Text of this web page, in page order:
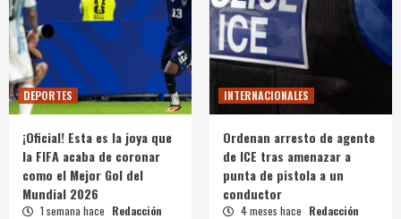
DEPORTES
¡Oficial! Esta es la joya que
la FIFA acaba de coronar
como el Mejor Gol del
Mundial 2026
1 semana hace Redacción
INTERNACIONALES
Ordenan arresto de agente
de ICE tras amenazar a
punta de pistola a un
conductor
4 meses hace Redacción